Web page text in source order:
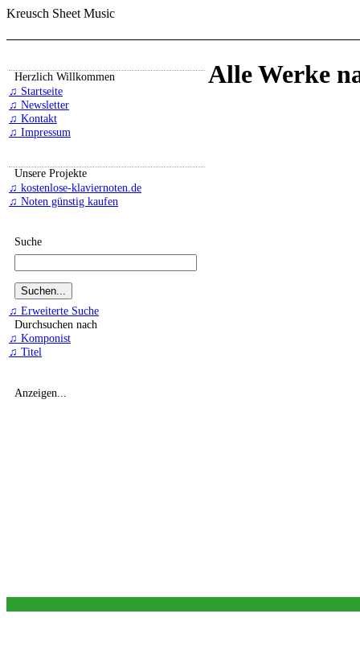
Kreusch Sheet Music
Herzlich Willkommen
♫ Startseite
♫ Newsletter
♫ Kontakt
♫ Impressum
Unsere Projekte
♫ kostenlose-klaviernoten.de
♫ Noten günstig kaufen
Suche
♫ Erweiterte Suche
Durchsuchen nach
♫ Komponist
♫ Titel
Anzeigen...
Alle Werke